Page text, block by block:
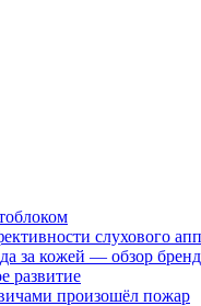
слухового
за кожей — обзор
развитие
произошёл пожар